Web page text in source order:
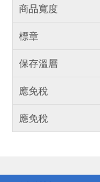
商品寬度
標章
保存溫層
應免稅
應免稅
得獎